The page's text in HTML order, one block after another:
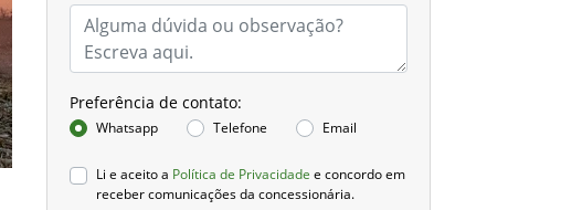
Preferência de contato:
Whatsapp Telefone Email
Li e aceito a Política de Privacidade e concordo em
receber comunicações da concessionária.